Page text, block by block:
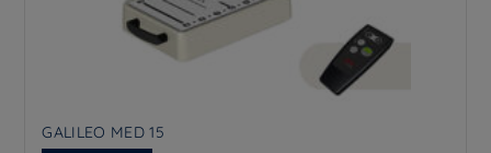
GALILEO MED 15